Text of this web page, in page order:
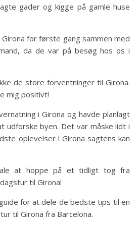
gader og kigge på gamle huse
for første gang sammen med
da de var på besøg hos os i
de store forventninger til Girona.
mig positivt!
i Girona og havde planlagt
udforske byen. Det var måske lidt i
oplevelser i Girona sagtens kan
at hoppe på et tidligt tog fra
til Girona!
for at dele de bedste tips til en
til Girona fra Barcelona.